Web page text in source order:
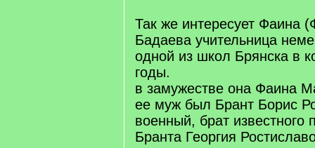
Так же интересует Фаина
Бадаева учительница
одной из школ Брянска в
годы.
в замужестве она Фаина
ее муж был Брант Борис
военный, брат известного
Бранта Георгия